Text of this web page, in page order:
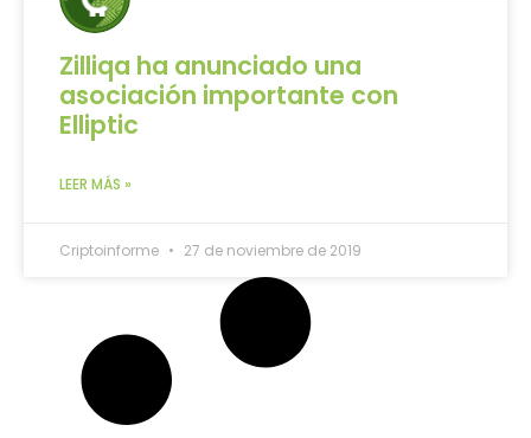
Zilliqa ha anunciado una
asociación importante con
Elliptic
LEER MÁS »
Criptoinforme 27 de noviembre de 2019